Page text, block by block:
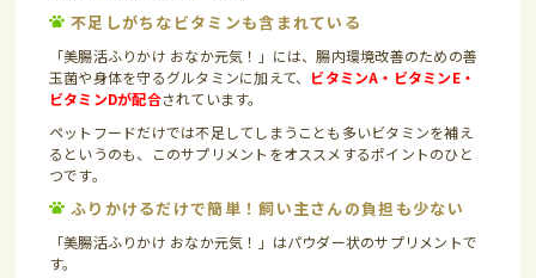
不足しがちなビタミンも含まれている
「美腸活ふりかけ おなか元気！」には、腸内環境改善のための善
玉菌や身体を守るグルタミンに加えて、
ビタミンA・ビタミンE・
ビタミンDが配合されています。
ペットフードだけでは不足してしまうことも多いビタミンを補え
るというのも、このサプリメントをオススメするポイントのひと
つです。
ふりかけるだけで簡単！飼い主さんの負担も少ない
「美腸活ふりかけ おなか元気！」はパウダー状のサプリメントで
す。